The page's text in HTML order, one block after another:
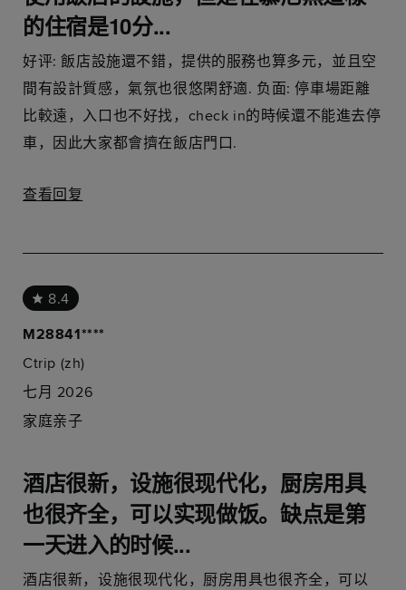
的住宿是10分...
好评: 飯店設施還不錯，提供的服務也算多元，並且空
間有設計質感，氣氛也很悠閑舒適. 负面: 停車場距離
比較遠，入口也不好找，check in的時候還不能進去停
車，因此大家都會擠在飯店門口.
查看回复
8.4
M28841****
Ctrip (zh)
七月 2026
家庭亲子
酒店很新，设施很现代化，厨房用具
也很齐全，可以实现做饭。缺点是第
一天进入的时候...
酒店很新，设施很现代化，厨房用具也很齐全，可以